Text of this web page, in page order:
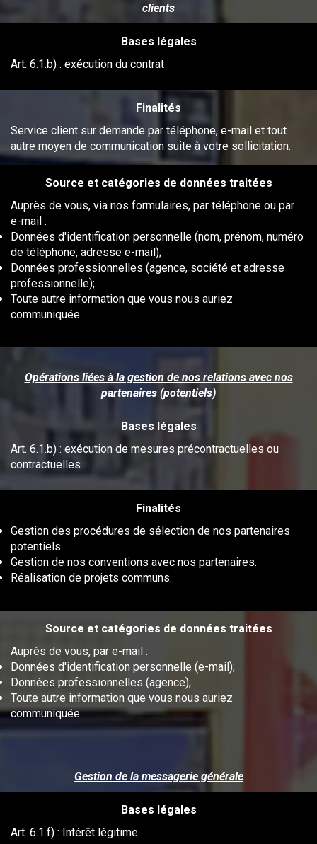
clients
Bases légales
Art. 6.1.b) : exécution du contrat
Finalités
Service client sur demande par téléphone, e-mail et tout
autre moyen de communication suite à votre sollicitation.
Source et catégories de données traitées
Auprès de vous, via nos formulaires, par téléphone ou par
e-mail :
Données d'identification personnelle (nom, prénom, numéro
de téléphone, adresse e-mail);
Données professionnelles (agence, société et adresse
professionnelle);
Toute autre information que vous nous auriez
communiquée.
Opérations liées à la gestion de nos relations avec nos
partenaires (potentiels)
Bases légales
Art. 6.1.b) : exécution de mesures précontractuelles ou
contractuelles
Finalités
Gestion des procédures de sélection de nos partenaires
potentiels.
Gestion de nos conventions avec nos partenaires.
Réalisation de projets communs.
Source et catégories de données traitées
Auprès de vous, par e-mail :
Données d'identification personnelle (e-mail);
Données professionnelles (agence);
Toute autre information que vous nous auriez
communiquée.
Gestion de la messagerie générale
Bases légales
Art. 6.1.f) : Intérêt légitime